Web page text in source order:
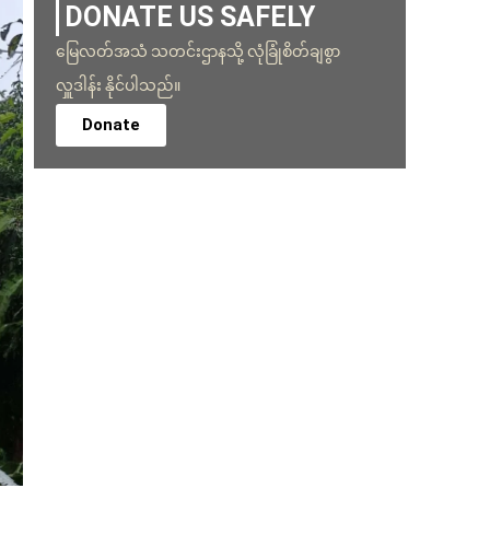
DONATE US SAFELY
မြေလတ်အသံ သတင်းဌာနသို့ လုံခြုံစိတ်ချစွာ
လှူဒါန်း နိုင်ပါသည်။
Donate